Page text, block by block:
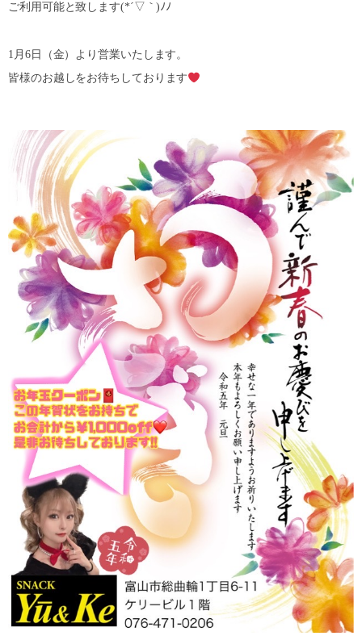
ご利用可能と致します(*´▽｀)ﾉﾉ
1月6日（金）より営業いたします。
皆様のお越しをお待ちしております